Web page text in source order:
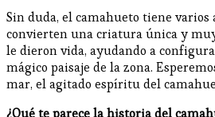
Sin duda, el camahueto tiene
convierten una criatura única y
le dieron vida, ayudando a
mágico paisaje de la zona.
mar, el agitado espíritu del
¿Qué te parece la historia del